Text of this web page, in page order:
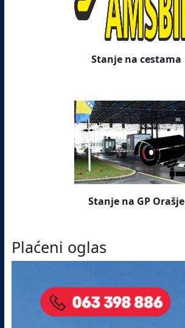
Stanje na cestama
Stanje na GP Orašje
Plaćeni oglas